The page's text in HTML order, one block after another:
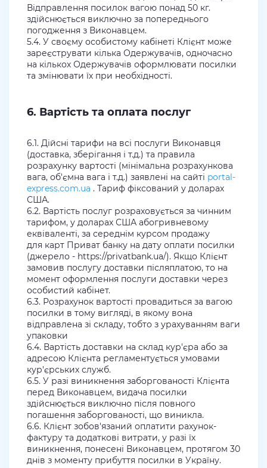
Відправлення посилок вагою понад 50 кг.
здійснюється виключно за попереднього
погодження з Виконавцем.
5.4. У своєму особистому кабінеті Клієнт може
зареєструвати кілька Одержувачів, одночасно
на кількох Одержувачів оформлювати посилки
та змінювати їх при необхідності.
6. Вартість та оплата послуг
6.1. Дійсні тарифи на всі послуги Виконавця
(доставка, зберігання і т.д.) та правила
розрахунку вартості (мінімальна розрахункова
вага, об'ємна вага і т.д.) заявлені на сайті portal-
express.com.ua . Тариф фіксований у доларах
США.
6.2. Вартість послуг розраховується за чинним
тарифом, у доларах США абогривневому
еквіваленті, за середнім курсом продажу
для карт Приват банку на дату оплати посилки
(джерело - https://privatbank.ua/). Якщо Клієнт
замовив послугу доставки післяплатою, то на
момент оформлення послуги доставки через
особистий кабінет.
6.3. Розрахунок вартості провадиться за вагою
посилки в тому вигляді, в якому вона
відправлена зі складу, тобто з урахуванням ваги
упаковки
6.4. Вартість доставки на склад кур'єра або за
адресою Клієнта регламентується умовами
кур'єрських служб.
6.5. У разі виникнення заборгованості Клієнта
перед Виконавцем, видача посилки
здійснюється виключно після повного
погашення заборгованості, що виникла.
6.6. Клієнт зобов'язаний оплатити рахунок-
фактуру та додаткові витрати, у разі їх
виникнення, понесені Виконавцем, протягом 30
днів з моменту прибуття посилки в Україну.